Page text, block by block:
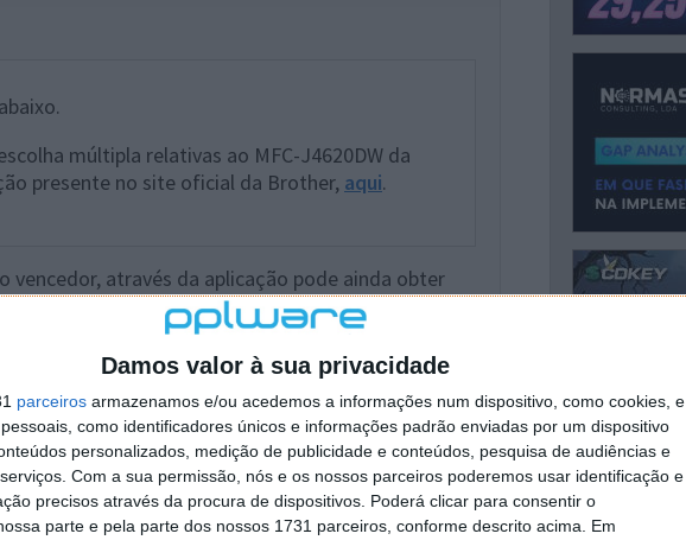
Damos valor à sua privacidade
parceiros armazenamos e/ou acedemos a informações num dispositivo, como cookies, e
como identificadores únicos e informações padrão enviadas por um dispositivo
personalizados, medição de publicidade e conteúdos, pesquisa de audiências e
Com a sua permissão, nós e os nossos parceiros poderemos usar identificação e
precisos através da procura de dispositivos. Poderá clicar para consentir o
parte e pela parte dos nossos 1731 parceiros, conforme descrito acima. Em
múltipla relativas ao MFC-J4620DW da
presente no site oficial da Brother, aqui.
vencedor, através da aplicação pode ainda obter
e a Brother, este Natal vou imprimir..." (+2
"Confirmo que vou submeter/já submeti o meu
na secção de comentários abaixo, nesta
efectuou o registo na aplicação. Seja criativo!
(+1 inscrição por cada acesso ao passatempo